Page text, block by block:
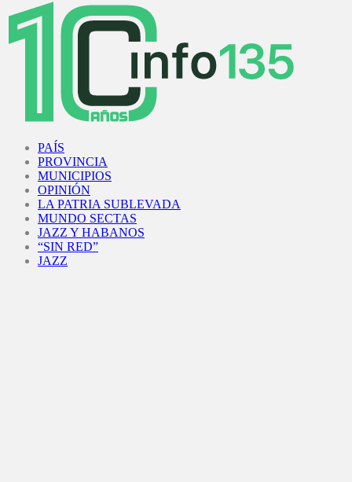
PAÍS
PROVINCIA
MUNICIPIOS
OPINIÓN
LA PATRIA SUBLEVADA
MUNDO SECTAS
JAZZ Y HABANOS
“SIN RED”
JAZZ